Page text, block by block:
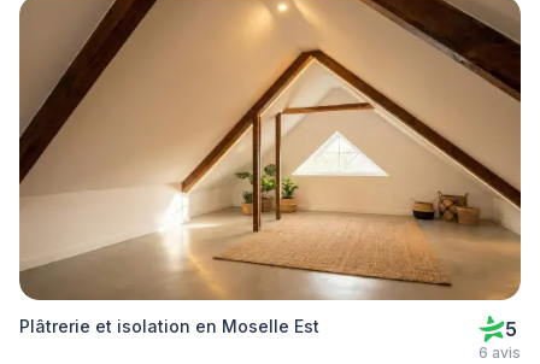
Plâtrerie et isolation en Moselle Est 5
6 avis